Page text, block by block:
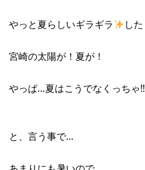
やっと夏らしいギラギラ した
宮崎の太陽が！夏が！
やっぱ…夏はこうでなくっちゃ‼︎
と、言う事で…